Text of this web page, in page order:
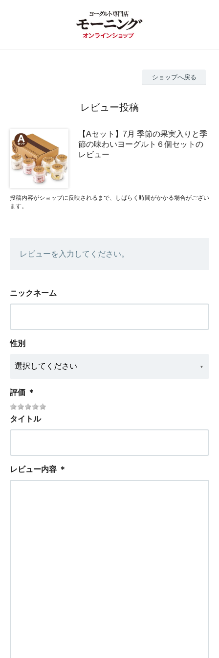
ショップへ戻る
レビュー投稿
【Aセット】7月 季節の果実入りと季
節の味わいヨーグルト６個セットの
レビュー
投稿内容がショップに反映されるまで、しばらく時間がかかる場合がござい
ます。
レビューを入力してください。
ニックネーム
性別
評価 ＊
タイトル
レビュー内容 ＊